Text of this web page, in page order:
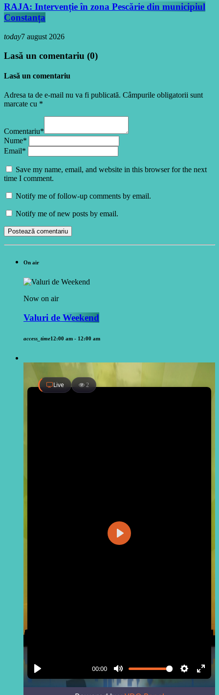
RAJA: Intervenție în zona Pescărie din municipiul
Constanța
today7 august 2026
Lasă un comentariu (0)
Lasă un comentariu
Adresa ta de e-mail nu va fi publicată. Câmpurile obligatorii sunt
marcate cu *
Comentariu*
Nume*
Email*
Save my name, email, and website in this browser for the next
time I comment.
Notify me of follow-up comments by email.
Notify me of new posts by email.
On air
Now on air
Valuri de Weekend
access_time12:00 am - 12:00 am